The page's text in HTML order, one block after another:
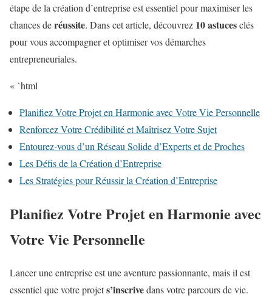
étape de la création d’entreprise est essentiel pour maximiser les
chances deréussite. Dans cet article, découvrez 10 astucesclés
pour vous accompagner et optimiser vos démarches
entrepreneuriales.
« `html
Planifiez Votre Projet en Harmonie avec Votre Vie Personnelle
Renforcez Votre Crédibilité et Maîtrisez Votre Sujet
Entourez-vous d’un Réseau Solide d’Experts et de Proches
Les Défis de la Création d’Entreprise
Les Stratégies pour Réussir la Création d’Entreprise
Planifiez Votre Projet en Harmonie avec
Votre Vie Personnelle
Lancer une entreprise est une aventure passionnante, mais il est
essentiel que votre projets’inscrivedans votre parcours de vie.